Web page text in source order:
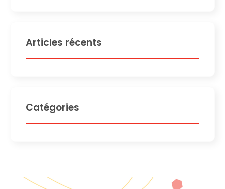
Articles récents
Catégories